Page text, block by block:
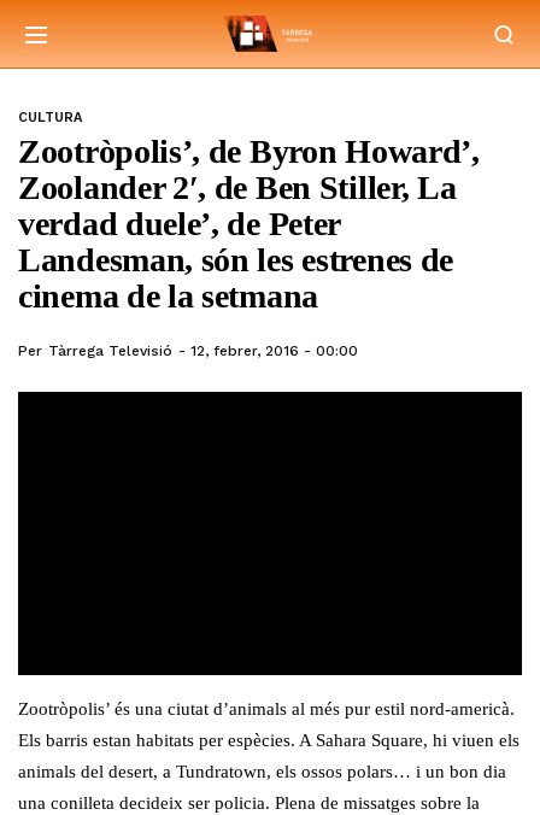
CULTURA
Zootròpolis’, de Byron Howard’,
Zoolander 2′, de Ben Stiller, La
verdad duele’, de Peter
Landesman, són les estrenes de
cinema de la setmana
Per Tàrrega Televisió 12, febrer, 2016 - 00:00
Zootròpolis’ és una ciutat d’animals al més pur estil nord-americà.
Els barris estan habitats per espècies. A Sahara Square, hi viuen els
animals del desert, a Tundratown, els ossos polars… i un bon dia
una conilleta decideix ser policia. Plena de missatges sobre la